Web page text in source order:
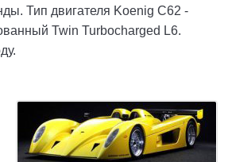
Тип двигателя Koenig C62 -
Twin Turbocharged L6.